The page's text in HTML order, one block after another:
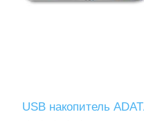
USB накопитель